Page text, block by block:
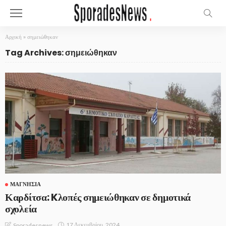
Αρχική » σημειώθηκαν
Tag Archives: σημειώθηκαν
ΜΑΓΝΗΣΊΑ
Καρδίτσα: Kλοπές σημειώθηκαν σε δημοτικά
σχολεία